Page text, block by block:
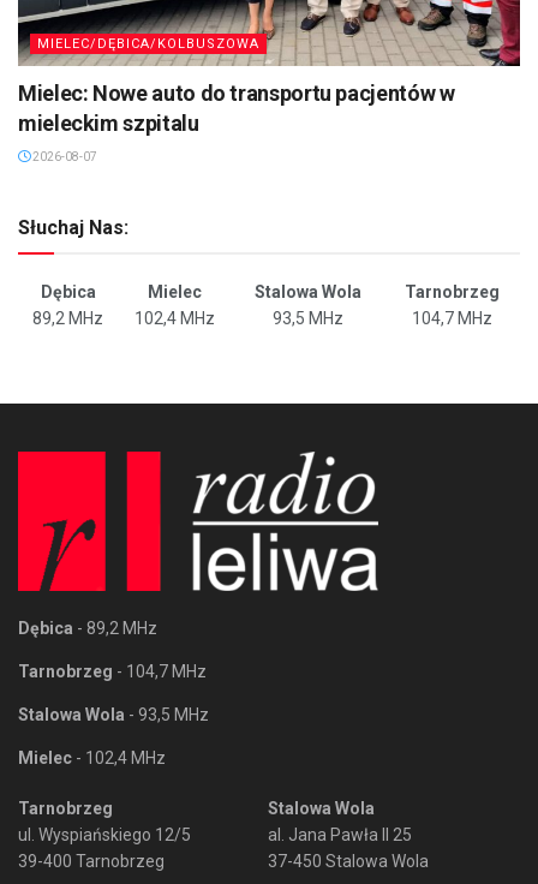
MIELEC/DĘBICA/KOLBUSZOWA
Mielec: Nowe auto do transportu pacjentów w
mieleckim szpitalu
2026-08-07
Słuchaj Nas:
Dębica Mielec Stalowa Wola
Tarnobrzeg
89,2 MHz
102,4 MHz 93,5 MHz 104,7 MHz
Dębica - 89,2 MHz
Tarnobrzeg - 104,7 MHz
Stalowa Wola - 93,5 MHz
Mielec - 102,4 MHz
Tarnobrzeg
ul. Wyspiańskiego 12/5
39-400 Tarnobrzeg
Stalowa Wola
al. Jana Pawła II 25
37-450 Stalowa Wola